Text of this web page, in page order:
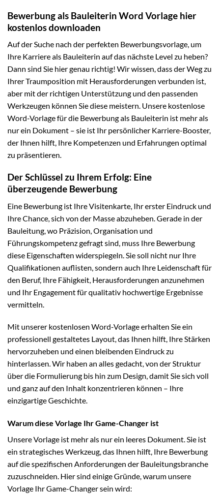
Bewerbung als Bauleiterin Word Vorlage hier
kostenlos downloaden
Auf der Suche nach der perfekten Bewerbungsvorlage, um
Ihre Karriere als Bauleiterin auf das nächste Level zu heben?
Dann sind Sie hier genau richtig! Wir wissen, dass der Weg zu
Ihrer Traumposition mit Herausforderungen verbunden ist,
aber mit der richtigen Unterstützung und den passenden
Werkzeugen können Sie diese meistern. Unsere kostenlose
Word-Vorlage für die Bewerbung als Bauleiterin ist mehr als
nur ein Dokument – sie ist Ihr persönlicher Karriere-Booster,
der Ihnen hilft, Ihre Kompetenzen und Erfahrungen optimal
zu präsentieren.
Der Schlüssel zu Ihrem Erfolg: Eine
überzeugende Bewerbung
Eine Bewerbung ist Ihre Visitenkarte, Ihr erster Eindruck und
Ihre Chance, sich von der Masse abzuheben. Gerade in der
Bauleitung, wo Präzision, Organisation und
Führungskompetenz gefragt sind, muss Ihre Bewerbung
diese Eigenschaften widerspiegeln. Sie soll nicht nur Ihre
Qualifikationen auflisten, sondern auch Ihre Leidenschaft für
den Beruf, Ihre Fähigkeit, Herausforderungen anzunehmen
und Ihr Engagement für qualitativ hochwertige Ergebnisse
vermitteln.
Mit unserer kostenlosen Word-Vorlage erhalten Sie ein
professionell gestaltetes Layout, das Ihnen hilft, Ihre Stärken
hervorzuheben und einen bleibenden Eindruck zu
hinterlassen. Wir haben an alles gedacht, von der Struktur
über die Formulierung bis hin zum Design, damit Sie sich voll
und ganz auf den Inhalt konzentrieren können – Ihre
einzigartige Geschichte.
Warum diese Vorlage Ihr Game-Changer ist
Unsere Vorlage ist mehr als nur ein leeres Dokument. Sie ist
ein strategisches Werkzeug, das Ihnen hilft, Ihre Bewerbung
auf die spezifischen Anforderungen der Bauleitungsbranche
zuzuschneiden. Hier sind einige Gründe, warum unsere
Vorlage Ihr Game-Changer sein wird: